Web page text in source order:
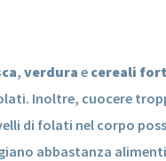
, verdura e cereali
Inoltre, cuocere
di folati nel corpo
abbastanza